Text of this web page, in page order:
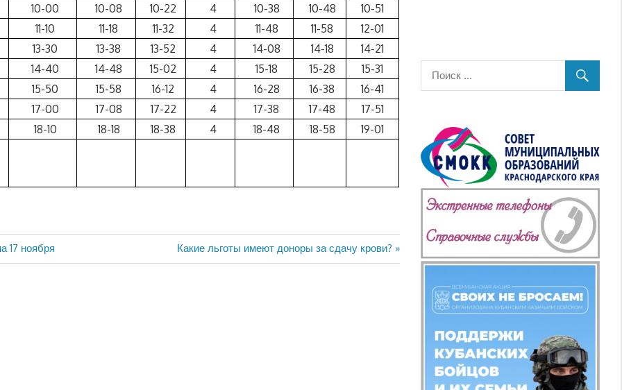
10-00 10-08 10-22 4 10-38 10-48
10-51
11-10 11-18 11-32 4 11-48 11-58
12-01
13-30 13-38 13-52 4 14-08 14-18
14-21
14-40 14-48 15-02 4 15-18 15-28
15-31
15-50 15-58 16-12 4 16-28 16-38
16-41
17-00 17-08 17-22 4 17-38 17-48
17-51
18-10 18-18 18-38 4 18-48 18-58
19-01
17 ноября
Следующая
запись:
Какие льготы имеют доноры за сдачу крови?